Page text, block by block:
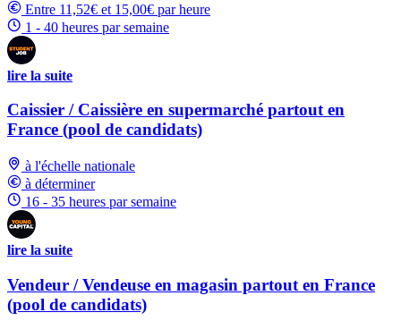
Entre 11,52€ et 15,00€ par heure
1 - 40 heures par semaine
lire la suite
Caissier / Caissière en supermarché partout en
France (pool de candidats)
à l'échelle nationale
à déterminer
16 - 35 heures par semaine
lire la suite
Vendeur / Vendeuse en magasin partout en France
(pool de candidats)